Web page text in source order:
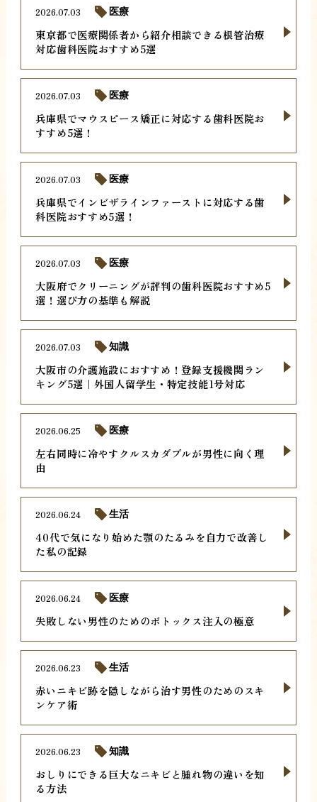
東京都で医療関係者から紹介相談できる根管治療
対応歯科医院おすすめ5選
2026.07.03 医療
兵庫県でマウスピース矯正に対応する歯科医院お
すすめ5選！
2026.07.03 医療
兵庫県でインビザラインファーストに対応する歯
科医院おすすめ5選！
2026.07.03 医療
大阪府でクリーニングが評判の歯科医院おすすめ5
選！選び方の基準も解説
2026.07.03 医療
大阪市の介護施設におすすめ！登録支援機関ラン
キング5選｜外国人留学生・特定技能1号対応
2026.07.03 知識
左右同時に冷やすクルスカダブルが男性に向く理
由
2026.06.25 医療
40代で気になり始めた顎のたるみを自力で改善し
た私の記録
2026.06.24 生活
失敗しない男性のためのボトックス注入の極意
2026.06.24 医療
赤いニキビ跡を隠しながら治す男性のためのスキ
ンケア術
2026.06.23 生活
おしりにできる巨大なニキビと腫れ物の違いを知
る方法
2026.06.23 知識